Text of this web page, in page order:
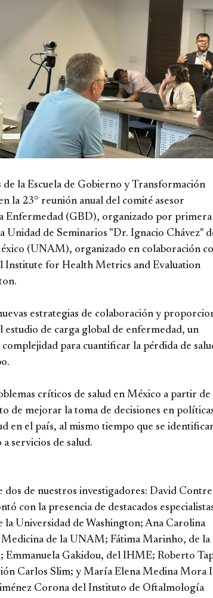
la Escuela de Gobierno y Transformación
la 23° reunión anual del comité asesor
Enfermedad (GBD), organizado por primera
Unidad de Seminarios "Dr. Ignacio Chávez"
(UNAM), organizado en colaboración
Institute for Health Metrics and Evaluation
estrategias de colaboración y
de carga global de enfermedad, un
para cuantificar la pérdida de
críticos de salud en México a partir de
de mejorar la toma de decisiones en
en el país, al mismo tiempo que se
servicios de salud.
de nuestros investigadores: David
con la presencia de destacados
Universidad de Washington; Ana Carolina
de la UNAM; Fátima Marinho, de la
Emmanuela Gakidou, del IHME; Roberto
Carlos Slim; y María Elena Medina Mora
Corona del Instituto de Oftalmología